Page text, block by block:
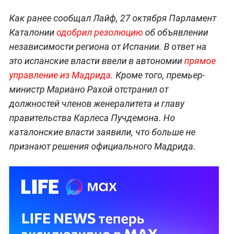
Как ранее сообщал Лайф, 27 октября Парламент
Каталонииодобрил резолюциюоб объявлении
независимости региона от Испании. В ответ на
это испанские власти ввели в автономиипрямое
управление из Мадрида. Кроме того, премьер-
министр Мариано Рахой отстранил от
должностей членов женералитета и главу
правительства Карлеса Пучдемона. Но
каталонские власти заявили, что больше не
признают решения официального Мадрида.